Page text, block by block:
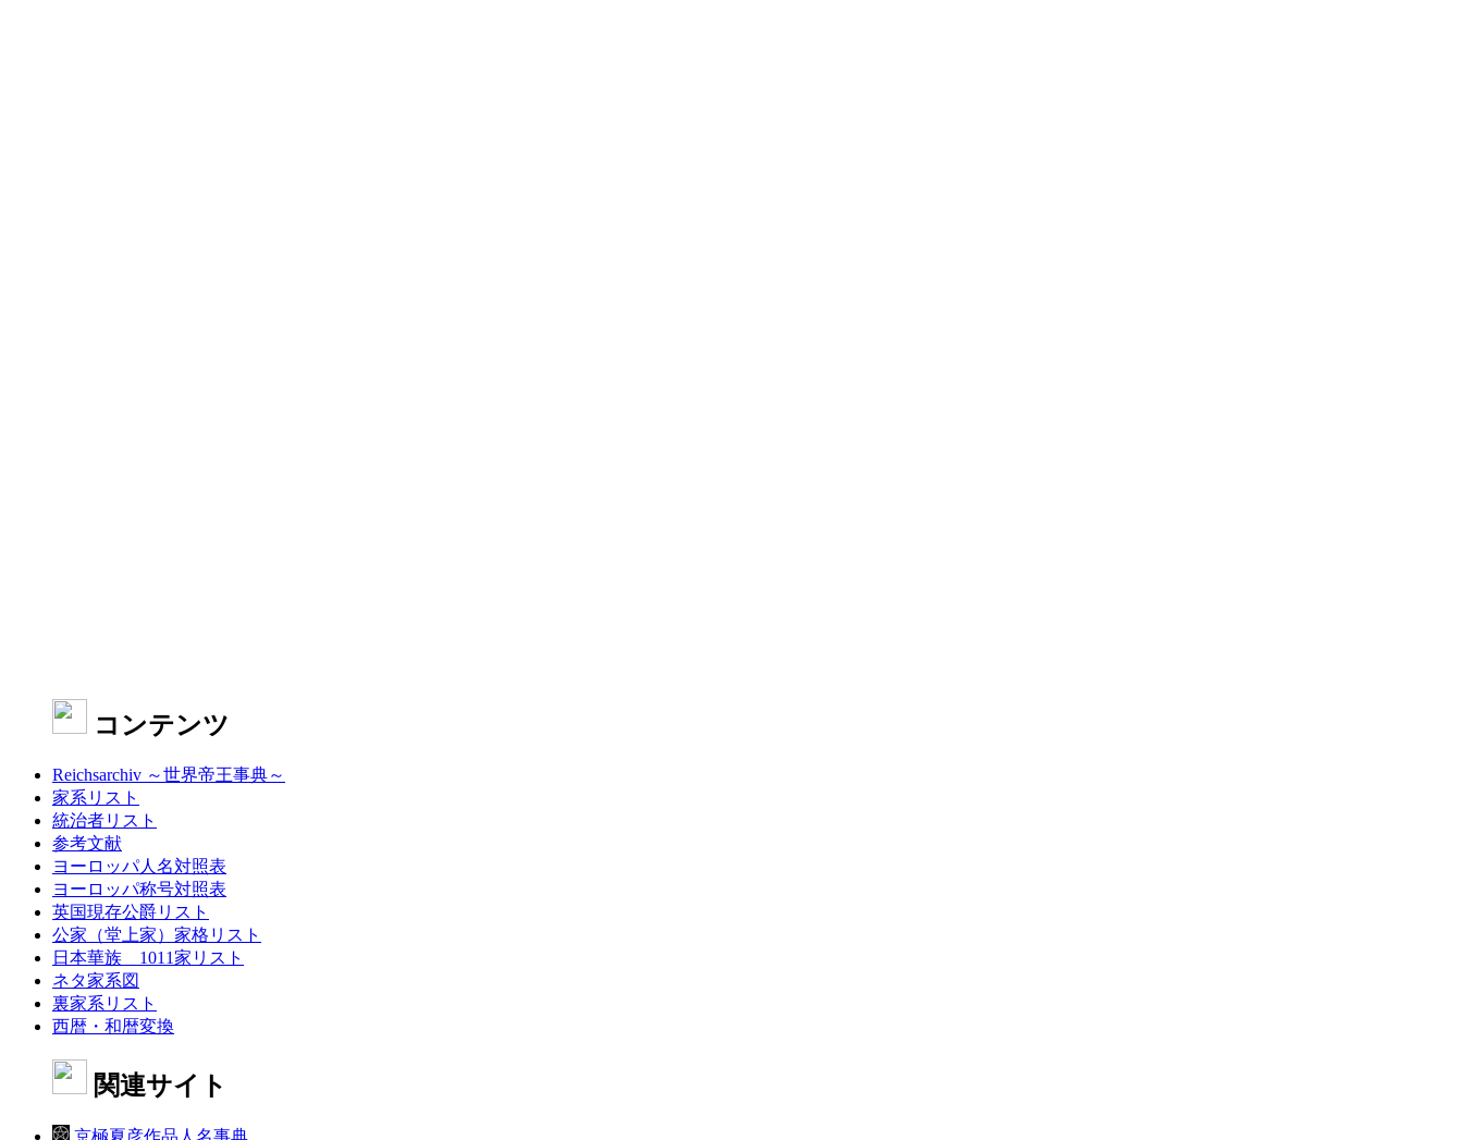
コンテンツ
Reichsarchiv ～世界帝王事典～
家系リスト
統治者リスト
参考文献
ヨーロッパ人名対照表
ヨーロッパ称号対照表
英国現存公爵リスト
公家（堂上家）家格リスト
日本華族 1011家リスト
ネタ家系図
裏家系リスト
西暦・和暦変換
関連サイト